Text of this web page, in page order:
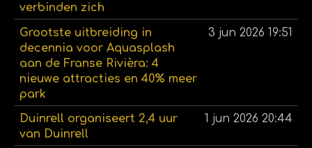
verbinden zich
Grootste uitbreiding in
decennia voor Aquasplash
aan de Franse Rivièra: 4
nieuwe attracties en 40% meer
park
3 jun 2026 19:51
Duinrell organiseert 2,4 uur
van Duinrell
1 jun 2026 20:44